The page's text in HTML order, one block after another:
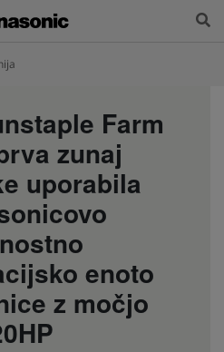
Farm
zunaj
uporabila
enoto
z močjo